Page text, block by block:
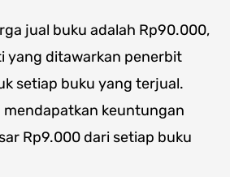
jual buku adalah Rp90.000,
yang ditawarkan penerbit
setiap buku yang terjual.
mendapatkan keuntungan
Rp9.000 dari setiap buku